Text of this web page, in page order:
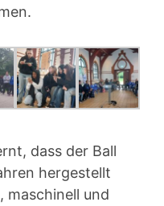
dass der Ball
hergestellt
maschinell und